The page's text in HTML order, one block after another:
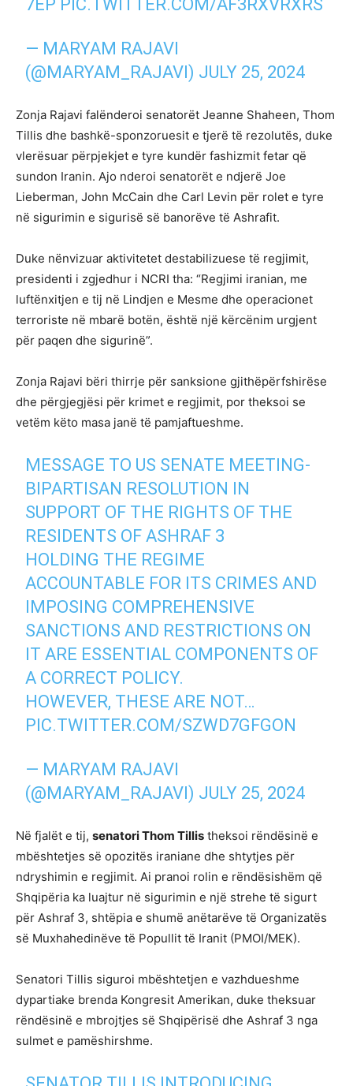
7EP PIC.TWITTER.COM/AF3RXVRXRS
— MARYAM RAJAVI
(@MARYAM_RAJAVI) JULY 25, 2024
Zonja Rajavi falënderoi senatorët Jeanne Shaheen, Thom
Tillis dhe bashkë-sponzoruesit e tjerë të rezolutës, duke
vlerësuar përpjekjet e tyre kundër fashizmit fetar që
sundon Iranin. Ajo nderoi senatorët e ndjerë Joe
Lieberman, John McCain dhe Carl Levin për rolet e tyre
në sigurimin e sigurisë së banorëve të Ashrafit.
Duke nënvizuar aktivitetet destabilizuese të regjimit,
presidenti i zgjedhur i NCRI tha: “Regjimi iranian, me
luftënxitjen e tij në Lindjen e Mesme dhe operacionet
terroriste në mbarë botën, është një kërcënim urgjent
për paqen dhe sigurinë”.
Zonja Rajavi bëri thirrje për sanksione gjithëpërfshirëse
dhe përgjegjësi për krimet e regjimit, por theksoi se
vetëm këto masa janë të pamjaftueshme.
MESSAGE TO US SENATE MEETING-
BIPARTISAN RESOLUTION IN
SUPPORT OF THE RIGHTS OF THE
RESIDENTS OF ASHRAF 3
HOLDING THE REGIME
ACCOUNTABLE FOR ITS CRIMES AND
IMPOSING COMPREHENSIVE
SANCTIONS AND RESTRICTIONS ON
IT ARE ESSENTIAL COMPONENTS OF
A CORRECT POLICY.
HOWEVER, THESE ARE NOT…
PIC.TWITTER.COM/SZWD7GFGON
— MARYAM RAJAVI
(@MARYAM_RAJAVI) JULY 25, 2024
Në fjalët e tij, senatori Thom Tillis theksoi rëndësinë e
mbështetjes së opozitës iraniane dhe shtytjes për
ndryshimin e regjimit. Ai pranoi rolin e rëndësishëm që
Shqipëria ka luajtur në sigurimin e një strehe të sigurt
për Ashraf 3, shtëpia e shumë anëtarëve të Organizatës
së Muxhahedinëve të Popullit të Iranit (PMOI/MEK).
Senatori Tillis siguroi mbështetjen e vazhdueshme
dypartiake brenda Kongresit Amerikan, duke theksuar
rëndësinë e mbrojtjes së Shqipërisë dhe Ashraf 3 nga
sulmet e pamëshirshme.